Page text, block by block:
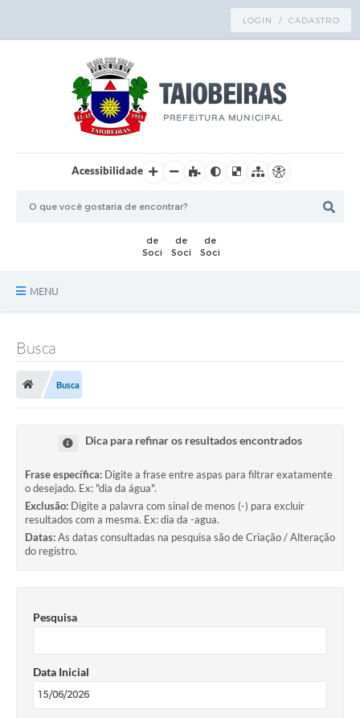
LOGIN / CADASTRO
Acessibilidade
MENU
Publicações
Mapa do Site
Ouvidoria
SIC
Notícias
Conselho Tutelar.
Carta de Serviços
Busca
Busca
Dica para refinar os resultados encontrados
Frase específica: Digite a frase entre aspas para filtrar exatamente
o desejado. Ex: "dia da água".
Exclusão: Digite a palavra com sinal de menos (-) para excluir
resultados com a mesma. Ex: dia da -agua.
Datas:As datas consultadas na pesquisa são de Criação / Alteração
do registro.
Pesquisa
Data Inicial